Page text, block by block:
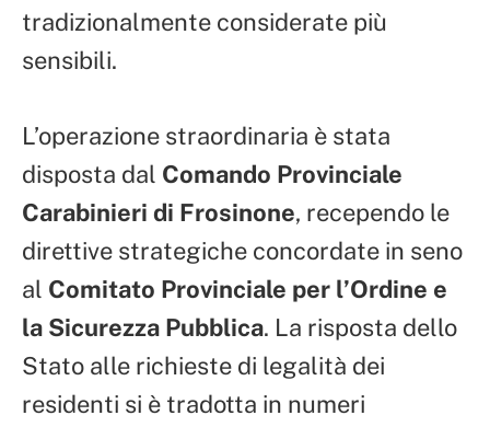
tradizionalmente considerate più
sensibili.
L’operazione straordinaria è stata
disposta dal Comando Provinciale
Carabinieri di Frosinone, recependo le
direttive strategiche concordate in seno
al Comitato Provinciale per l’Ordine e
la Sicurezza Pubblica. La risposta dello
Stato alle richieste di legalità dei
residenti si è tradotta in numeri